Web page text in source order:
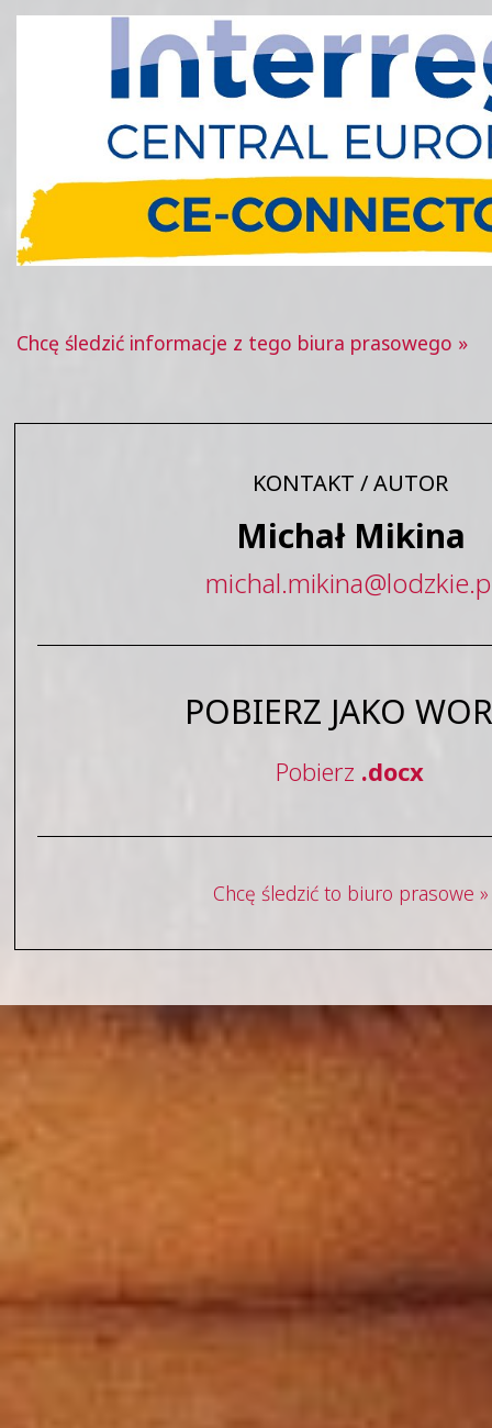
Chcę śledzić informacje z tego biura prasowego »
KONTAKT / AUTOR
Michał Mikina
michal.mikina@lodzkie.
POBIERZ JAKO
Pobierz .docx
Chcę śledzić to biuro prasowe »